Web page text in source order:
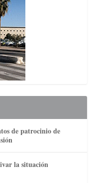
de patrocinio de
la situación